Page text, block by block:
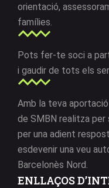
orientació,
famílies.
Pots fer-te soci a
i gaudir de tots els
Amb la teva
de SMBN realitza
per una adient
esdevenir una veu
Barcelonès Nord.
ENLLAÇOS